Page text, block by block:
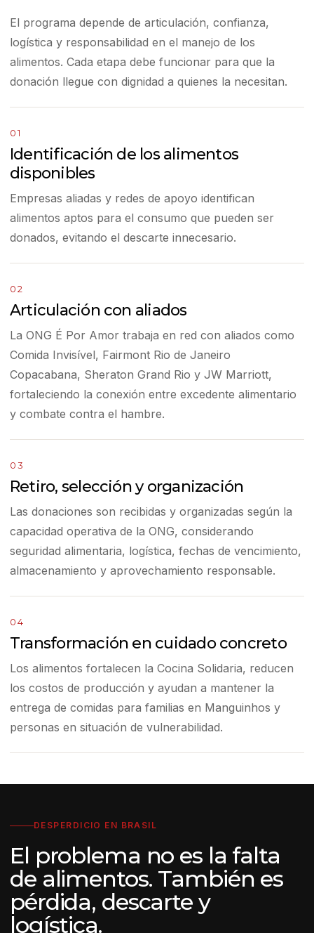
El programa depende de articulación, confianza,
logística y responsabilidad en el manejo de los
alimentos. Cada etapa debe funcionar para que la
donación llegue con dignidad a quienes la necesitan.
01
Identificación de los alimentos
disponibles
Empresas aliadas y redes de apoyo identifican
alimentos aptos para el consumo que pueden ser
donados, evitando el descarte innecesario.
02
Articulación con aliados
La ONG É Por Amor trabaja en red con aliados como
Comida Invisível, Fairmont Rio de Janeiro
Copacabana, Sheraton Grand Rio y JW Marriott,
fortaleciendo la conexión entre excedente alimentario
y combate contra el hambre.
03
Retiro, selección y organización
Las donaciones son recibidas y organizadas según la
capacidad operativa de la ONG, considerando
seguridad alimentaria, logística, fechas de vencimiento,
almacenamiento y aprovechamiento responsable.
04
Transformación en cuidado concreto
Los alimentos fortalecen la Cocina Solidaria, reducen
los costos de producción y ayudan a mantener la
entrega de comidas para familias en Manguinhos y
personas en situación de vulnerabilidad.
DESPERDICIO EN BRASIL
El problema no es la falta
de alimentos. También es
pérdida, descarte y
logística.